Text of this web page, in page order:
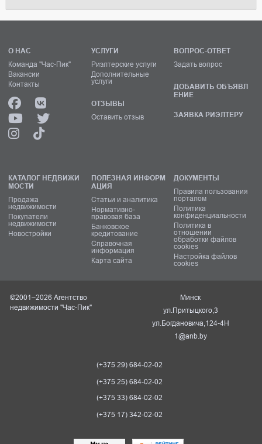
О НАС
Команда "Час-Пик"
Вакансии
Контакты
УСЛУГИ
Риэлтерские услуги
Дополнительные
услуги
ОТЗЫВЫ
Оставить отзыв
ВОПРОС-ОТВЕТ
Задать вопрос
ДОБАВИТЬ ОБЪЯВЛ
ЕНИЕ
ЗАЯВКА РИЭЛТЕРУ
КАТАЛОГ НЕДВИЖИ
МОСТИ
Продажа
недвижимости
Покупатели
недвижимости
Новостройки
ПОЛЕЗНАЯ ИНФОРМ
АЦИЯ
Статьи и аналитика
Нормативно-
правовая база
Банковское
кредитование
Справочная
информация
Карта сайта
ДОКУМЕНТЫ
Правила пользования
порталом
Политика
конфиденциальности
Политика в
отношении
обработки файлов
cookies
Настройка файлов
cookies
©2001–2026 Агентство
недвижимости "Час-Пик"
Минск
ул.Притыцкого,3
ул.Богдановича,124-4Н
1@anb.by
(+375 29) 684-02-02
(+375 25) 684-02-02
(+375 33) 684-02-02
(+375 17) 342-02-02